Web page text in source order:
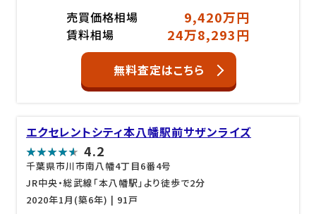
売買価格相場 9,420万円
賃料相場 24万8,293円
無料査定はこちら
エクセレントシティ本八幡駅前サザンライズ
4.2
千葉県市川市南八幡4丁目6番4号
JR中央・総武線「本八幡駅」より徒歩で2分
2020年1月(築6年) | 91戸